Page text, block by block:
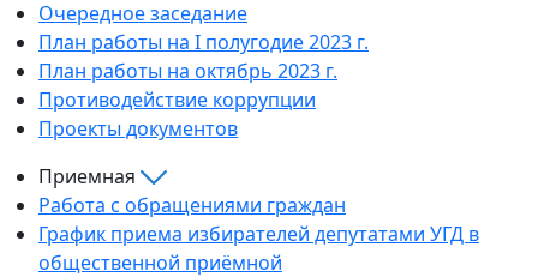
Очередное заседание
План работы на I полугодие 2023 г.
План работы на октябрь 2023 г.
Противодействие коррупции
Проекты документов
Приемная
Работа с обращениями граждан
График приема избирателей депутатами УГД в
общественной приёмной